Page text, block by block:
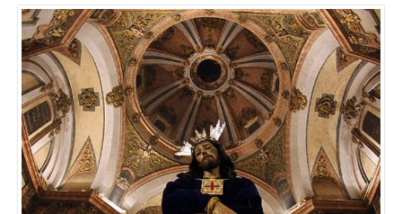
y que hemos querido plasmar en esta marca
tan poderosa». A través de cuatro elementos y
cuatro colores el logo destaca cultura,
patrimonio, entorno natural y experiencias. El
símbolo amarillo, que recuerda a un ojo,
engloba toda la cultura y singularidades de la
ciudad. El naranja, que representa la silueta de
una atalaya, se destina al patrimonio e
historia. El verde, por su parte, que dibuja una